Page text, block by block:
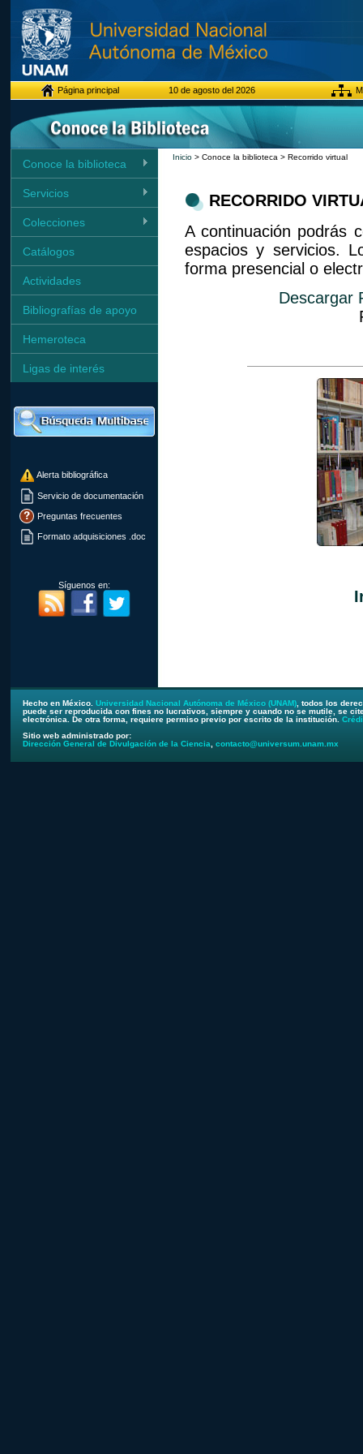
Página principal 10 de agosto del 2026
Conoce la biblioteca
Servicios
Colecciones
Catálogos
Actividades
Bibliografías de apoyo
Hemeroteca
Ligas de interés
Alerta bibliográfica
Servicio de documentación
Preguntas frecuentes
Formato adquisiciones .doc
Síguenos en:
Inicio> Conoce la biblioteca > Recorrido virtual
RECORRIDO
A continuación podrás
espacios y servicios.
forma presencial o
Descargar
Hecho en México. Universidad Nacional Autónoma de México (UNAM), todos los
puede ser reproducida con fines no lucrativos, siempre y cuando no se mutile, se
electrónica. De otra forma, requiere permiso previo por escrito de la institución.
Sitio web administrado por:
Dirección General de Divulgación de la Ciencia
contacto@universum.unam.mx